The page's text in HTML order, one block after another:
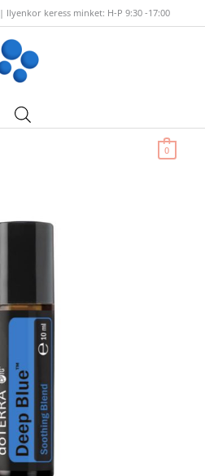
| Ilyenkor keress minket: H-P 9:30 -17:00
0